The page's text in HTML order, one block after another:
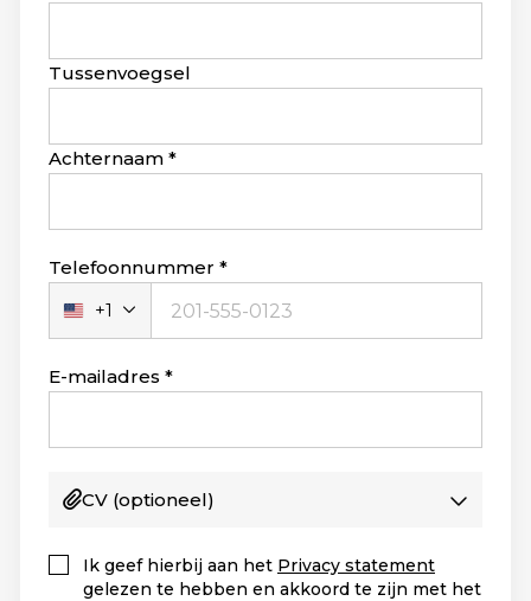
blank
Tussenvoegsel
Achternaam
Telefoonnummer
Verenigde
Staten
+1
+1
E-mailadres
CV (optioneel)
Ik geef hierbij aan het Privacy statement
gelezen te hebben en akkoord te zijn met het